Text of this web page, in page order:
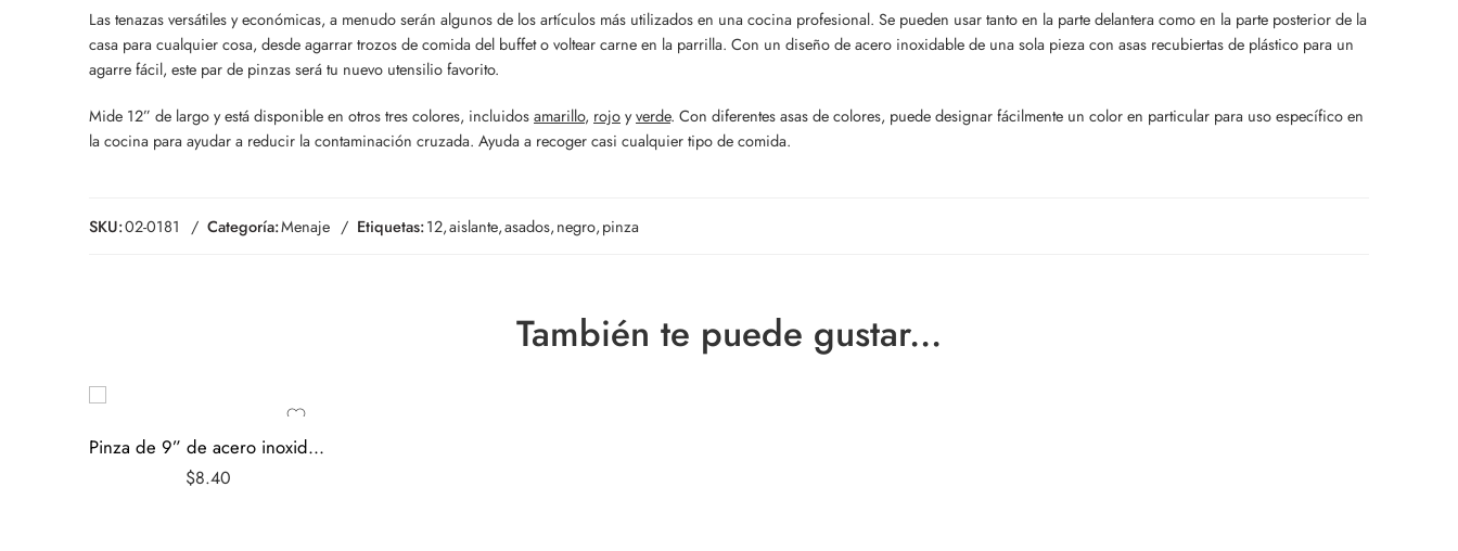
Las tenazas versátiles y económicas, a menudo serán algunos de los artículos más utilizados en una cocina profesional. Se pueden usar tanto en la parte delantera como en la parte posterior de la
casa para cualquier cosa, desde agarrar trozos de comida del buffet o voltear carne en la parrilla. Con un diseño de acero inoxidable de una sola pieza con asas recubiertas de plástico para un
agarre fácil, este par de pinzas será tu nuevo utensilio favorito.
Mide 12” de largo y está disponible en otros tres colores, incluidosamarillo, rojoyverde. Con diferentes asas de colores, puede designar fácilmente un color en particular para uso específico en
la cocina para ayudar a reducir la contaminación cruzada. Ayuda a recoger casi cualquier tipo de comida.
SKU:02-0181 Categoría:Menaje Etiquetas:12,aislante,asados,negro,pinza
También te puede gustar...
Pinza de 9” de acero inoxidable con mango aislante negro
$8.40